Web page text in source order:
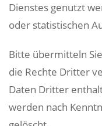
Dienstes genutzt
oder statistischen
Bitte übermitteln
die Rechte Dritter
Daten Dritter
werden nach